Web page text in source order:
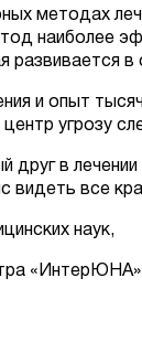
методах
наиболее
развивается
и опыт
угрозу
друг в
все
наук,
«ИнтерЮНА»